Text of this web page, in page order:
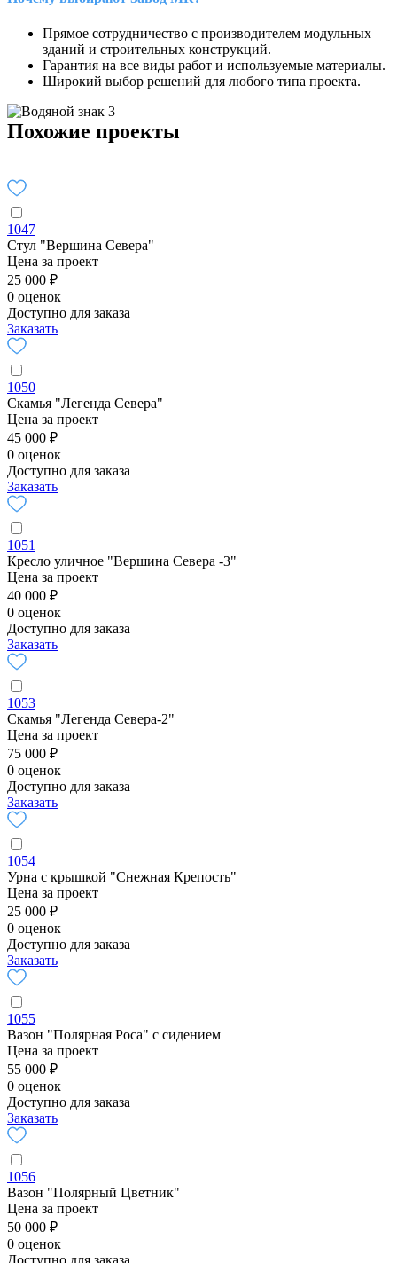
Прямое сотрудничество с производителем модульных
зданий и строительных конструкций.
Гарантия на все виды работ и используемые материалы.
Широкий выбор решений для любого типа проекта.
Похожие проекты
1047
Стул "Вершина Севера"
Цена за проект
25 000 ₽
0 оценок
Доступно для заказа
Заказать
1050
Скамья "Легенда Севера"
Цена за проект
45 000 ₽
0 оценок
Доступно для заказа
Заказать
1051
Кресло уличное "Вершина Севера -3"
Цена за проект
40 000 ₽
0 оценок
Доступно для заказа
Заказать
1053
Скамья "Легенда Севера-2"
Цена за проект
75 000 ₽
0 оценок
Доступно для заказа
Заказать
1054
Урна с крышкой "Снежная Крепость"
Цена за проект
25 000 ₽
0 оценок
Доступно для заказа
Заказать
1055
Вазон "Полярная Роса" с сидением
Цена за проект
55 000 ₽
0 оценок
Доступно для заказа
Заказать
1056
Вазон "Полярный Цветник"
Цена за проект
50 000 ₽
0 оценок
Доступно для заказа